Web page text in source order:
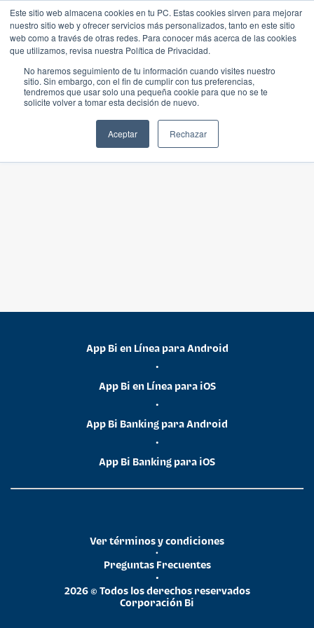
Este sitio web almacena cookies en tu PC. Estas cookies sirven para mejorar
nuestro sitio web y ofrecer servicios más personalizados, tanto en este sitio
web como a través de otras redes. Para conocer más acerca de las cookies
que utilizamos, revisa nuestra Política de Privacidad.
No haremos seguimiento de tu información cuando visites nuestro
sitio. Sin embargo, con el fin de cumplir con tus preferencias,
tendremos que usar solo una pequeña cookie para que no se te
solicite volver a tomar esta decisión de nuevo.
Aceptar Rechazar
App Bi en Línea para Android
•
App Bi en Línea para iOS
•
App Bi Banking para Android
•
App Bi Banking para iOS
2026 © Todos los derechos reservados
Corporación Bi
•
Preguntas Frecuentes
•
Ver términos y condiciones